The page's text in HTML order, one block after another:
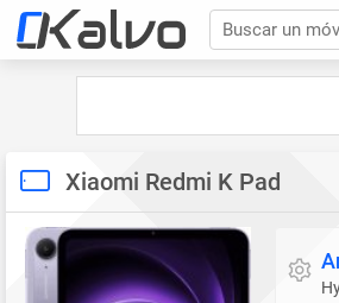
Buscar un
Xiaomi Redmi K Pad
Sistema operativo